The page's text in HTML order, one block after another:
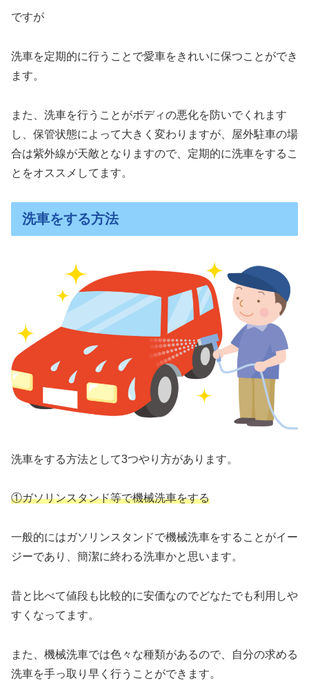
ですが
洗車を定期的に行うことで愛車をきれいに保つことができ
ます。
また、洗車を行うことがボディの悪化を防いでくれます
し、保管状態によって大きく変わりますが、屋外駐車の場
合は紫外線が天敵となりますので、定期的に洗車をするこ
とをオススメしてます。
洗車をする方法
洗車をする方法として3つやり方があります。
①ガソリンスタンド等で機械洗車をする
一般的にはガソリンスタンドで機械洗車をすることがイー
ジーであり、簡潔に終わる洗車かと思います。
昔と比べて値段も比較的に安価なのでどなたでも利用しや
すくなってます。
また、機械洗車では色々な種類があるので、自分の求める
洗車を手っ取り早く行うことができます。